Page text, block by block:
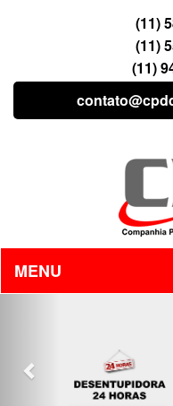
(11)
(11)
(11)
MENU